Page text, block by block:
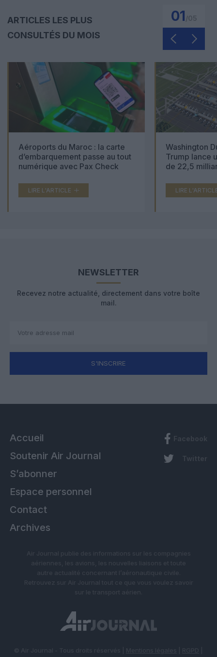
ARTICLES LES PLUS
CONSULTÉS DU MOIS
01
Aéroports du Maroc : la carte
d’embarquement passe au tout
numérique avec Pax Check
LIRE L'ARTICLE
Washington
Trump lance
de 22,5
LIRE
NEWSLETTER
Recevez notre actualité, directement dans votre boîte
mail.
S'INSCRIRE
Accueil
Soutenir Air Journal
S’abonner
Espace personnel
Contact
Archives